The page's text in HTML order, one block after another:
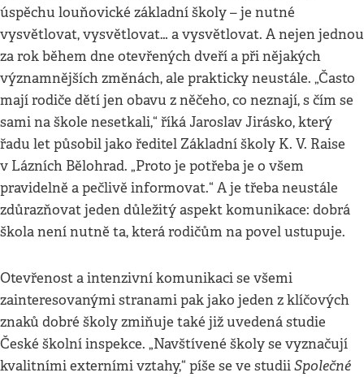
úspěchu louňovické základní školy – je nutné
vysvětlovat, vysvětlovat… a vysvětlovat. A nejen jednou
za rok během dne otevřených dveří a při nějakých
významnějších změnách, ale prakticky neustále. „Často
mají rodiče dětí jen obavu z něčeho, co neznají, s čím se
sami na škole nesetkali,“ říká Jaroslav Jirásko, který
řadu let působil jako ředitel Základní školy K. V. Raise
v Lázních Bělohrad. „Proto je potřeba je o všem
pravidelně a pečlivě informovat.“ A je třeba neustále
zdůrazňovat jeden důležitý aspekt komunikace: dobrá
škola není nutně ta, která rodičům na povel ustupuje.
Otevřenost a intenzivní komunikaci se všemi
zainteresovanými stranami pak jako jeden z klíčových
znaků dobré školy zmiňuje také již uvedená studie
České školní inspekce. „Navštívené školy se vyznačují
kvalitními externími vztahy,“ píše se ve studiiSpolečné